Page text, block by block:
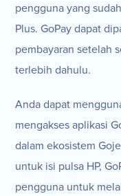
pengguna yang
Plus. GoPay dapat
pembayaran setelah
terlebih dahulu.
Anda dapat
mengakses aplikasi
dalam ekosistem
untuk isi pulsa HP,
pengguna untuk